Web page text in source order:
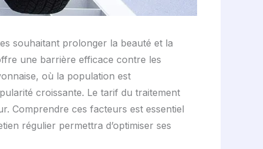
souhaitant prolonger la beauté et la
une barrière efficace contre les
où la population est
croissante. Le tarif du traitement
Comprendre ces facteurs est essentiel
régulier permettra d’optimiser ses